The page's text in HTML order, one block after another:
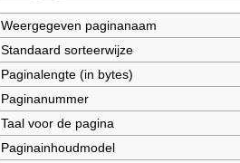
Weergegeven paginanaam
Standaard sorteerwijze
Paginalengte (in bytes)
Paginanummer
Taal voor de pagina
Paginainhoudmodel